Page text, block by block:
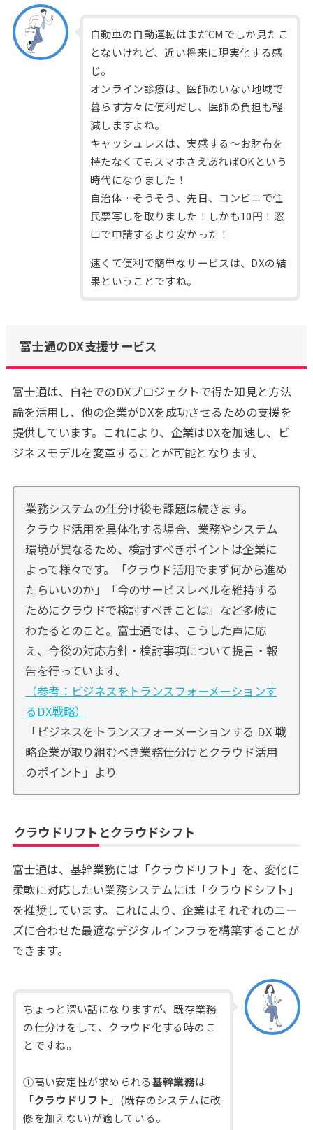
自動車の自動運転はまだCMでしか見たこ
とないけれど、近い将来に現実化する感
じ。
オンライン診療は、医師のいない地域で
暮らす方々に便利だし、医師の負担も軽
減しますよね。
キャッシュレスは、実感する～お財布を
持たなくてもスマホさえあればOKという
時代になりました！
自治体…そうそう、先日、コンビニで住
民票写しを取りました！しかも10円！窓
口で申請するより安かった！
速くて便利で簡単なサービスは、DXの結
果ということですね。
富士通のDX支援サービス
富士通は、自社でのDXプロジェクトで得た知見と方法
論を活用し、他の企業がDXを成功させるための支援を
提供しています。これにより、企業はDXを加速し、ビ
ジネスモデルを変革することが可能となります。
業務システムの仕分け後も課題は続きます。
クラウド活用を具体化する場合、業務やシステム
環境が異なるため、検討すべきポイントは企業に
よって様々です。「クラウド活用でまず何から進め
たらいいのか」「今のサービスレベルを維持する
ためにクラウドで検討すべきことは」など多岐に
わたるとのこと。富士通では、こうした声に応
え、今後の対応方針・検討事項について提言・報
告を行っています。
（参考：ビジネスをトランスフォーメーションす
るDX戦略）
「ビジネスをトランスフォーメーションする DX 戦
略企業が取り組むべき業務仕分けとクラウド活用
のポイント」より
クラウドリフトとクラウドシフト
富士通は、基幹業務には「クラウドリフト」を、変化に
柔軟に対応したい業務システムには「クラウドシフト」
を推奨しています。これにより、企業はそれぞれのニー
ズに合わせた最適なデジタルインフラを構築することが
できます。
ちょっと深い話になりますが、既存業務
の仕分けをして、クラウド化する時のこ
とですね。
①高い安定性が求められる基幹業務は
「クラウドリフト 」(既存のシステムに改
修を加えない)が適している。